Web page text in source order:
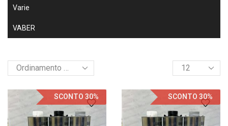
Varie
VABER
SCONTO 30% SCONTO 30%